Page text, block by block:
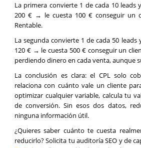
La primera convierte 1 de cada 10 leads
200 € → le cuesta 100 € conseguir un
Rentable.
La segunda convierte 1 de cada 50 leads
120 € → le cuesta 500 € conseguir un
perdiendo dinero en cada venta, aunque
La conclusión es clara: el CPL solo
relaciona con cuánto vale un cliente
optimizar cualquier variable, calcula tu
de conversión. Sin esos dos datos,
ninguna información útil.
¿Quieres saber cuánto te cuesta
reducirlo? Solicita tu auditoría SEO y de